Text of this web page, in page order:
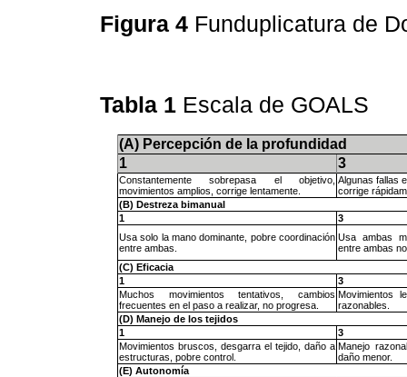
Figura 4 Funduplicatura de
Tabla 1 Escala de GOALS
(A) Percepción de la profundidad
1
3
Constantemente sobrepasa el objetivo,
movimientos amplios, corrige lentamente.
Algunas fallas
corrige
(B) Destreza bimanual
1
3
Usa solo la mano dominante, pobre coordinación
entre ambas.
Usa ambas
entre ambas
(C) Eficacia
1
3
Muchos movimientos tentativos, cambios
frecuentes en el paso a realizar, no progresa.
Movimientos
razonables.
(D) Manejo de los tejidos
1
3
Movimientos bruscos, desgarra el tejido, daño a
estructuras, pobre control.
Manejo
daño menor.
(E) Autonomía